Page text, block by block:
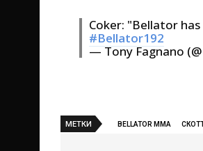
Coker: "Bellator
#Bellator192
— Tony Fagnano
МЕТКИ BELLATOR MMA